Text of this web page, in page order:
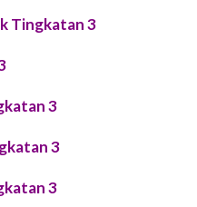
Tingkatan 3
3
3
3